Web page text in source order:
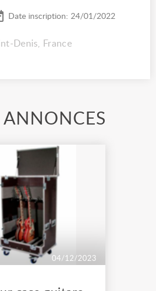
Date inscription: 24/01/2022
Denis, France
ANNONCES
04/12/2023